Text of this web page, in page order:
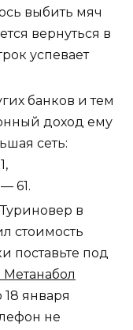
выбить мяч
вернуться в
успевает
банков и тем
доход ему
сеть:
61.
в
стоимость
поставьте под
Метанабол
января
не